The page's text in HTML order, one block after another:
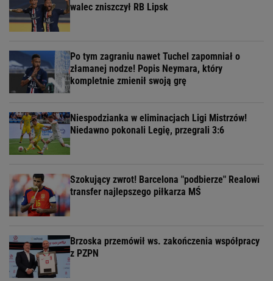
walec zniszczył RB Lipsk
Po tym zagraniu nawet Tuchel zapomniał o
złamanej nodze! Popis Neymara, który
kompletnie zmienił swoją grę
Niespodzianka w eliminacjach Ligi Mistrzów!
Niedawno pokonali Legię, przegrali 3:6
Szokujący zwrot! Barcelona "podbierze" Realowi
transfer najlepszego piłkarza MŚ
Brzoska przemówił ws. zakończenia współpracy
z PZPN